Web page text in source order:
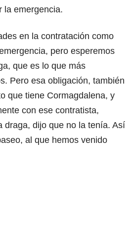
la emergencia.
en la contratación como
pero esperemos
que es lo que más
Pero esa obligación, también
que tiene Cormagdalena, y
con ese contratista,
draga, dijo que no la tenía. Así
al que hemos venido